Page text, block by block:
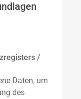
/
Daten, um
des